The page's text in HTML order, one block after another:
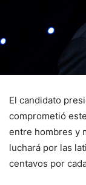
El candidato
comprometió
entre hombres y
luchará por las
centavos por